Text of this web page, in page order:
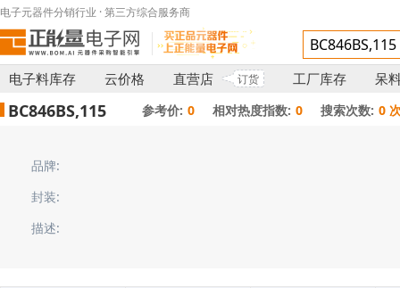
电子元器件分销行业 · 第三方综合服务商
电子料库存 云价格 直营店 订货 工厂库存 呆
BC846BS,115 参考价: 0 相对热度指数: 0 搜索次数: 0
品牌:
封装:
描述: